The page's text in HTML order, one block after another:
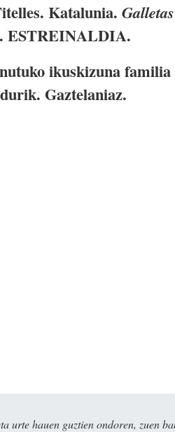
Katalunia.
. ESTREINALDIA.
ikuskizuna familia
Gaztelaniaz.
urte hauen guztien ondoren, zuen